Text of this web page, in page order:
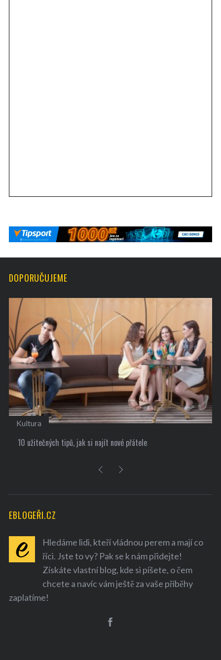
DOPORUČUJEME
Kultura
10 užitečných tipů, jak si najít nové přátele
EBLOGEŘI.CZ
Hledáme lidi, kteří vládnou perem a mají co
říci. Jste to vy? Pak se k nám přidejte!
Získáte vlastní blog, kde si píšete, o čem
chcete a navíc vám ještě za vaše příběhy
zaplatíme!